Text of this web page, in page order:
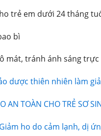
trẻ em dưới 24 tháng
bì
mát, tránh ánh sáng trực
dược thiên nhiên làm
AN TOÀN CHO TRẺ SƠ
ho do cảm lạnh, dị